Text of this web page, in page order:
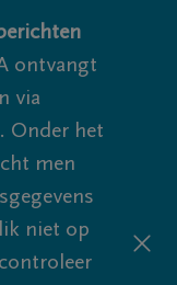
ontvangt
via
Onder het
men
niet op